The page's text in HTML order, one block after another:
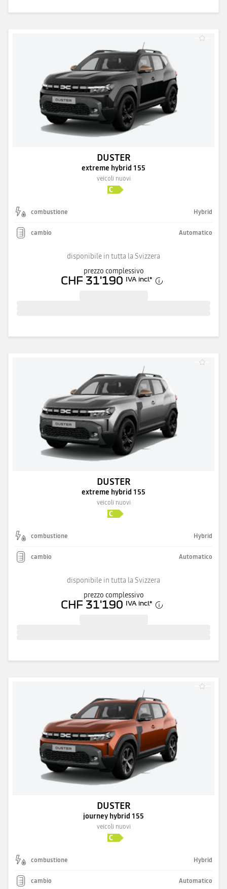
DUSTER
extreme hybrid 155
veicoli nuovi
combustione Hybrid
cambio Automatico
disponibile in tutta la Svizzera
prezzo complessivo
CHF 31'190 IVA incl.*
DUSTER
extreme hybrid 155
veicoli nuovi
combustione Hybrid
cambio Automatico
disponibile in tutta la Svizzera
prezzo complessivo
CHF 31'190 IVA incl.*
DUSTER
journey hybrid 155
veicoli nuovi
combustione Hybrid
cambio Automatico